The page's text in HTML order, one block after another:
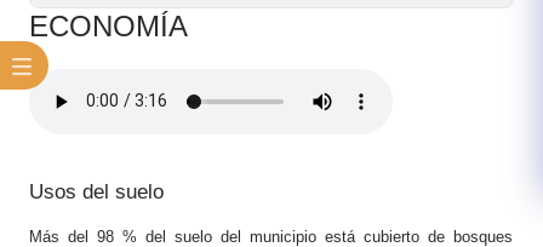
​ECONO​MÍA
Usos del suelo
Más del 98 % del suelo del municipio está cubierto de bosques